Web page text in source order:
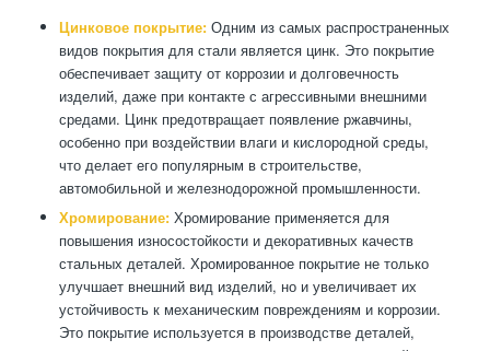
Цинковое покрытие:Одним из самых распространенных
видов покрытия для стали является цинк. Это покрытие
обеспечивает защиту от коррозии и долговечность
изделий, даже при контакте с агрессивными внешними
средами. Цинк предотвращает появление ржавчины,
особенно при воздействии влаги и кислородной среды,
что делает его популярным в строительстве,
автомобильной и железнодорожной промышленности.
Хромирование:Хромирование применяется для
повышения износостойкости и декоративных качеств
стальных деталей. Хромированное покрытие не только
улучшает внешний вид изделий, но и увеличивает их
устойчивость к механическим повреждениям и коррозии.
Это покрытие используется в производстве деталей,